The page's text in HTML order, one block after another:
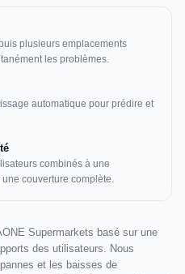
plusieurs emplacements
les problèmes.
automatique pour prédire et
combinés à une
couverture complète.
Supermarkets basé sur une
des utilisateurs. Nous
et les baisses de